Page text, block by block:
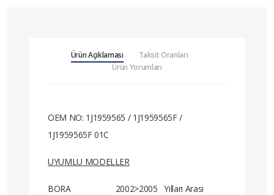
Ürün Açıklaması
Taksit Oranları
Ürün Yorumları
OEM NO: 1J1959565 / 1J1959565F /
1J1959565F 01C
UYUMLU MODELLER
BORA 2002>2005 Yılları Arası